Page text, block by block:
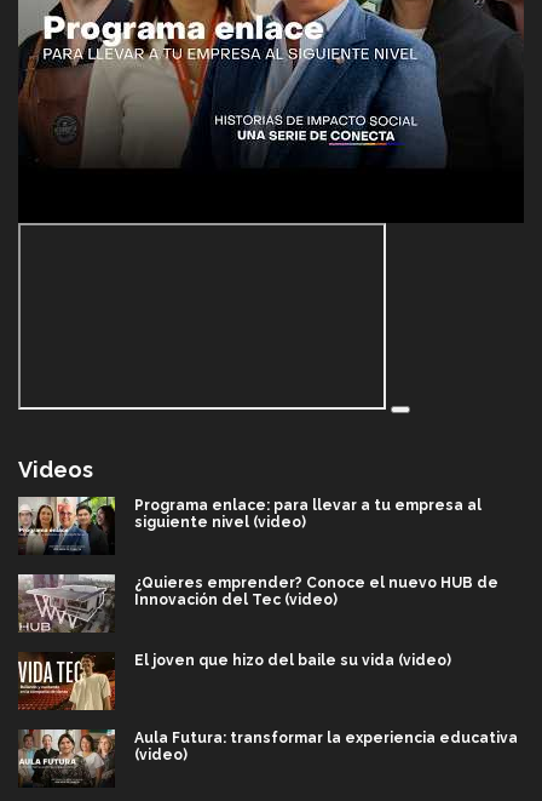
Videos
Programa enlace: para llevar a tu empresa al
siguiente nivel (video)
¿Quieres emprender? Conoce el nuevo HUB de
Innovación del Tec (video)
El joven que hizo del baile su vida (video)
Aula Futura: transformar la experiencia educativa
(video)